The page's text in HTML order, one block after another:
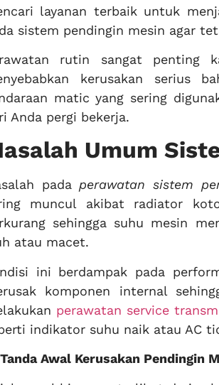
layanan terbaik untuk
sistem pendingin mesin agar
rutin sangat penting
kerusakan serius
matic yang sering
Anda pergi bekerja.
Umum
padaperawatan sistem
muncul akibat radiator
sehingga suhu mesin
atau macet.
ini berdampak pada
komponen internal
perawatan service
indikator suhu naik atau AC
Awal Kerusakan Pendingin